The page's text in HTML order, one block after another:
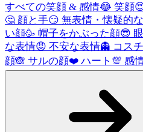
すべての笑顔 & 感情😂 笑顔
🤔 顔と手😏 無表情・懐疑的
い顔🥳 帽子をかぶった顔😎
な表情😡 不安な表情👻 コス
顔🙈 サルの顔❤️ ハート 💯 感